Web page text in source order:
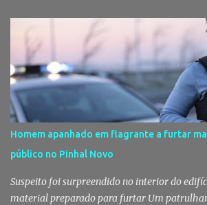
Homem apanhado em flagrante a furtar
público no Pinhal Novo
Suspeito foi surpreendido no interior do
material preparado para furtar Um